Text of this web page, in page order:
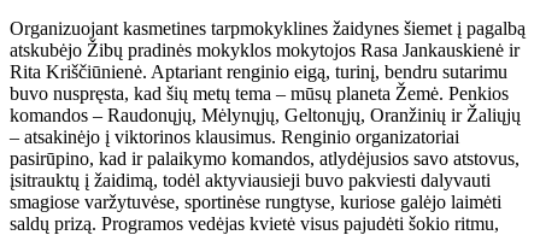
Organizuojant kasmetines tarpmokyklines žaidynes šiemet į pagalbą
atskubėjo Žibų pradinės mokyklos mokytojos Rasa Jankauskienė ir
Rita Kriščiūnienė. Aptariant renginio eigą, turinį, bendru sutarimu
buvo nuspręsta, kad šių metų tema – mūsų planeta Žemė. Penkios
komandos – Raudonųjų, Mėlynųjų, Geltonųjų, Oranžinių ir Žaliųjų
– atsakinėjo į viktorinos klausimus. Renginio organizatoriai
pasirūpino, kad ir palaikymo komandos, atlydėjusios savo atstovus,
įsitrauktų į žaidimą, todėl aktyviausieji buvo pakviesti dalyvauti
smagiose varžytuvėse, sportinėse rungtyse, kuriose galėjo laimėti
saldų prizą. Programos vedėjas kvietė visus pajudėti šokio ritmu,